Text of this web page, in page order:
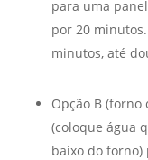
para uma
por 20
minutos, até
Opção B
(coloque água
baixo do forno)